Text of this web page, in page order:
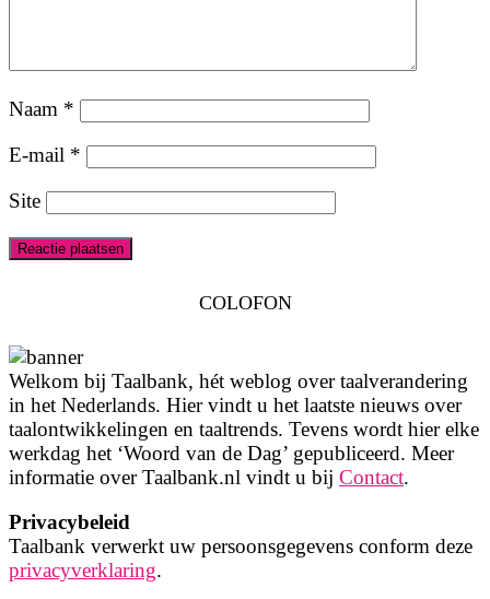
Naam *
E-mail *
Site
COLOFON
Welkom bij Taalbank, hét weblog over taalverandering
in het Nederlands. Hier vindt u het laatste nieuws over
taalontwikkelingen en taaltrends. Tevens wordt hier elke
werkdag het ‘Woord van de Dag’ gepubliceerd. Meer
informatie over Taalbank.nl vindt u bij Contact.
Privacybeleid
Taalbank verwerkt uw persoonsgegevens conform deze
privacyverklaring.